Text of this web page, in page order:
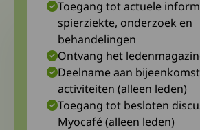
Toegang tot actuele
spierziekte, onderzoek en
behandelingen
Ontvang het
Deelname aan
activiteiten (alleen leden)
Toegang tot besloten
Myocafé (alleen leden)